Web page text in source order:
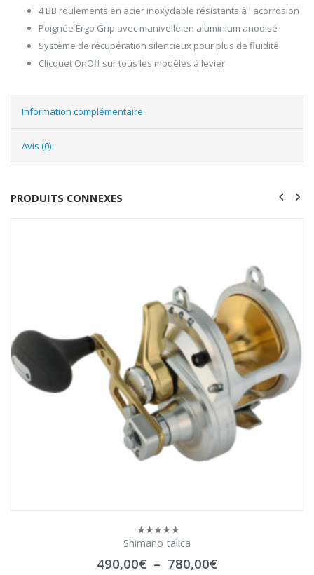
4 BB roulements en acier inoxydable résistants à l acorrosion
Poignée Ergo Grip avec manivelle en aluminium anodisé
Système de récupération silencieux pour plus de fluidité
Clicquet OnOff sur tous les modèles à levier
Information complémentaire
Avis (0)
PRODUITS CONNEXES
0
5
Shimano talica
490,00€ – 780,00€Plage